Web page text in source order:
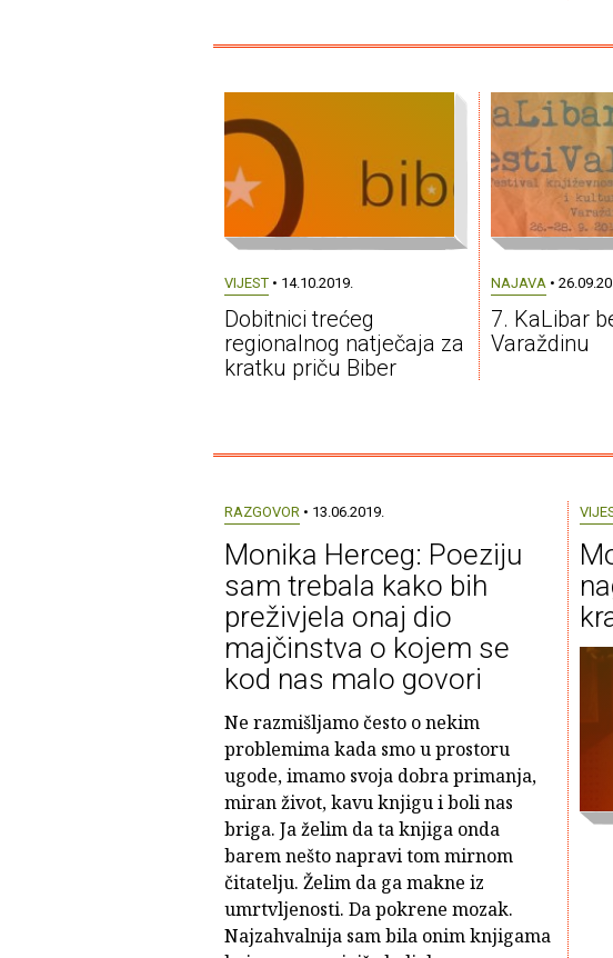
VIJEST• 14.10.2019.
Dobitnici trećeg
regionalnog natječaja za
kratku priču Biber
NAJAVA •
7. KaLibar
Varaždinu
RAZGOVOR• 13.06.2019.
Monika Herceg: Poeziju
sam trebala kako bih
preživjela onaj dio
majčinstva o kojem se
kod nas malo govori
Ne razmišljamo često o nekim
problemima kada smo u prostoru
ugode, imamo svoja dobra primanja,
miran život, kavu knjigu i boli nas
briga. Ja želim da ta knjiga onda
barem nešto napravi tom mirnom
čitatelju. Želim da ga makne iz
umrtvljenosti. Da pokrene mozak.
Najzahvalnija sam bila onim knjigama